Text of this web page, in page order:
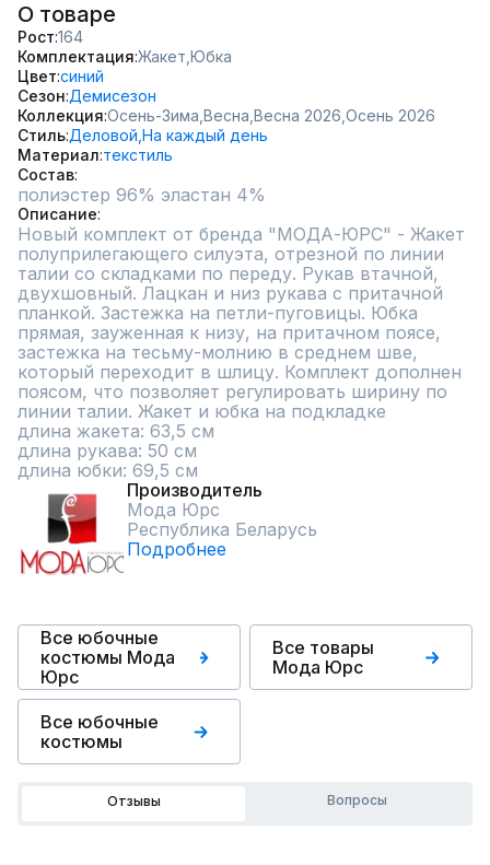
О товаре
Рост 164
Комплектация Жакет, Юбка
Цвет синий
Сезон Демисезон
Коллекция Осень-Зима, Весна, Весна 2026, Осень 2026
Стиль Деловой, На каждый день
Материал текстиль
Состав
полиэстер 96% эластан 4%
Описание
Новый комплект от бренда "МОДА-ЮРС" - Жакет
полуприлегающего силуэта, отрезной по линии
талии со складками по переду. Рукав втачной,
двухшовный. Лацкан и низ рукава с притачной
планкой. Застежка на петли-пуговицы. Юбка
прямая, зауженная к низу, на притачном поясе,
застежка на тесьму-молнию в среднем шве,
который переходит в шлицу. Комплект дополнен
поясом, что позволяет регулировать ширину по
линии талии. Жакет и юбка на подкладке
длина жакета: 63,5 см
длина рукава: 50 см
длина юбки: 69,5 см
Производитель
Мода Юрс
Республика Беларусь
Подробнее
Все юбочные
костюмы Мода
Юрс
Все товары
Мода Юрс
Все юбочные
костюмы
Отзывы Вопросы